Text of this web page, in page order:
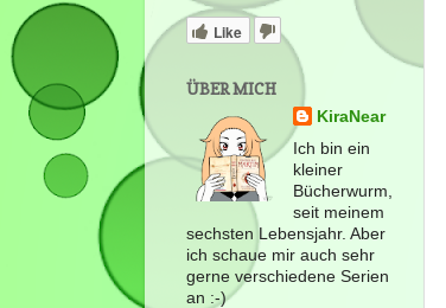
Like
ÜBER MICH
KiraNear
Ich bin ein
kleiner
Bücherwurm,
seit meinem
sechsten Lebensjahr. Aber
ich schaue mir auch sehr
gerne verschiedene Serien
an :-)